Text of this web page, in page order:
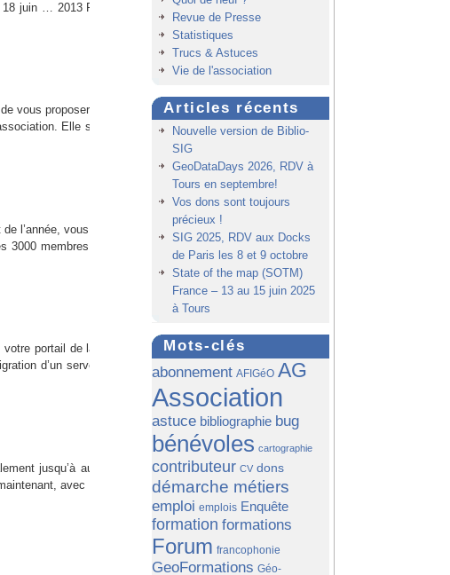
juin … 2013 Pour redonner
vous proposer une nouvelle
Elle se poursuit en
l’année, vous êtes toujours
3000 membres actifs! Toute
portail de la géomatique
d’un serveur mutualisé
jusqu’à aujourd’hui une
avec la création de
Revue de Presse
Statistiques
Trucs & Astuces
Vie de l'association
Articles récents
Nouvelle version de Biblio-
SIG
GeoDataDays 2026, RDV à
Tours en septembre!
Vos dons sont toujours
précieux !
SIG 2025, RDV aux Docks
de Paris les 8 et 9 octobre
State of the map (SOTM)
France – 13 au 15 juin 2025
à Tours
Mots-clés
abonnement AFIGéO AG
Association
astuce bibliographie bug
bénévoles cartographie
contributeur CV dons
démarche métiers
emploi emplois Enquête
formation formations
Forum francophonie
GeoFormations Géo-